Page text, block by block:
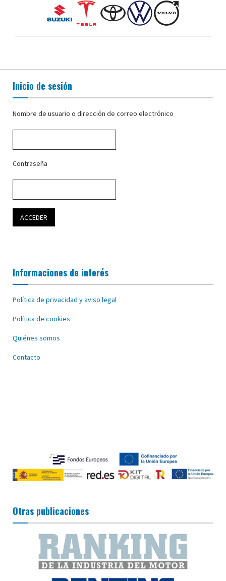
Inicio de sesión
Nombre de usuario o dirección de correo electrónico
Contraseña
Informaciones de interés
Política de privacidad y aviso legal
Política de cookies
Quiénes somos
Contacto
Otras publicaciones